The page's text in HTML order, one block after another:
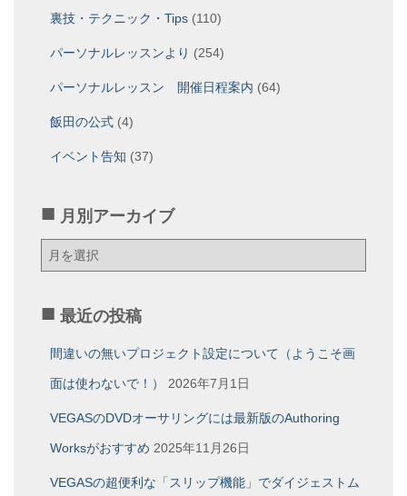
裏技・テクニック・Tips (110)
パーソナルレッスンより (254)
パーソナルレッスン 開催日程案内 (64)
飯田の公式 (4)
イベント告知 (37)
月別アーカイブ
月
別
カ
ブ
最近の投稿
間違いの無いプロジェクト設定について（ようこそ画
面は使わないで！） 2026年7月1日
VEGASのDVDオーサリングには最新版のAuthoring
Worksがおすすめ 2025年11月26日
VEGASの超便利な「スリップ機能」でダイジェストム